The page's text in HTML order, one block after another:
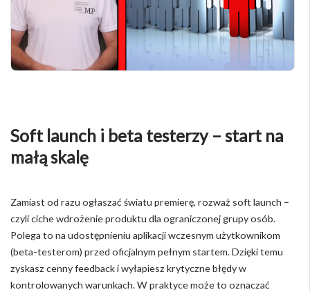
Soft launch i beta testerzy – start na
małą skalę
Zamiast od razu ogłaszać światu premierę, rozważ soft launch –
czyli ciche wdrożenie produktu dla ograniczonej grupy osób.
Polega to na udostępnieniu aplikacji wczesnym użytkownikom
(beta-testerom) przed oficjalnym pełnym startem. Dzięki temu
zyskasz cenny feedback i wyłapiesz krytyczne błędy w
kontrolowanych warunkach. W praktyce może to oznaczać